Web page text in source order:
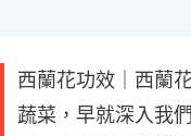
西蘭花功效｜西蘭
蔬菜，早就深入我